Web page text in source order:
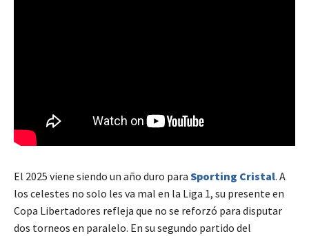
El 2025 viene siendo un año duro para Sporting Cristal. A
los celestes no solo les va mal en la Liga 1, su presente en
Copa Libertadores refleja que no se reforzó para disputar
dos torneos en paralelo. En su segundo partido del